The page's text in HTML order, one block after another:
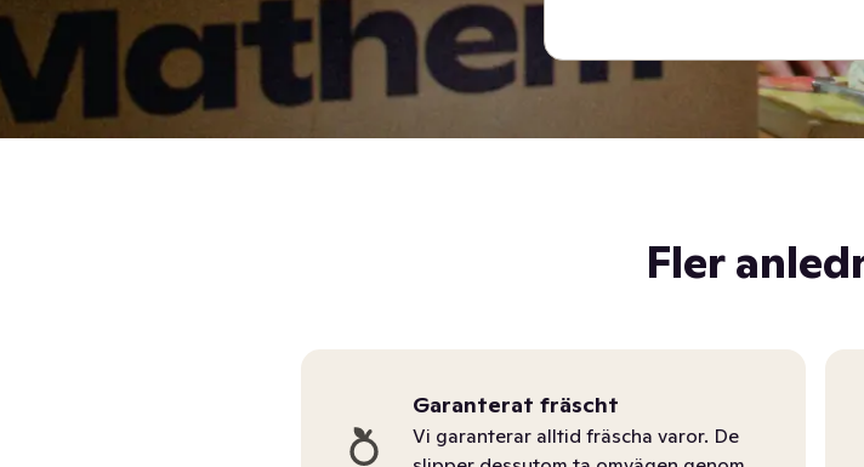
Fler
Garanterat fräscht
Vi garanterar alltid fräscha varor. De